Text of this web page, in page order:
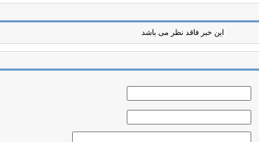
این خبر فاقد نظر می باشد